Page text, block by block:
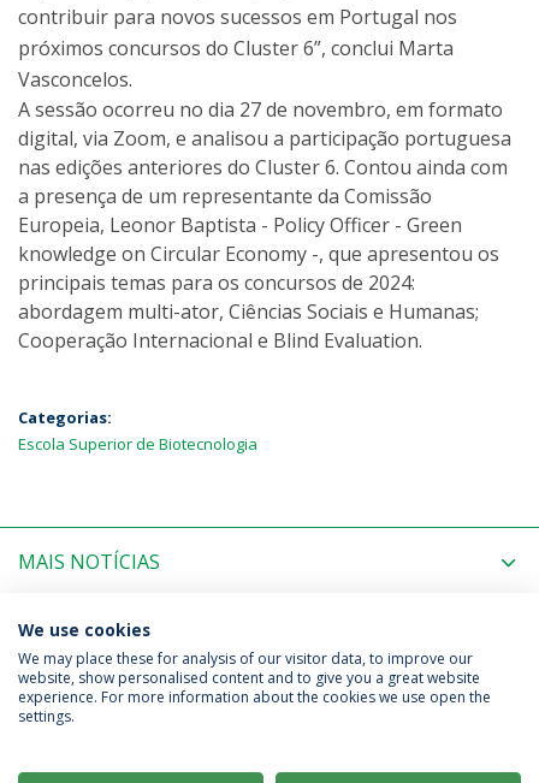
contribuir para novos sucessos em Portugal nos
próximos concursos do Cluster 6”, conclui Marta
Vasconcelos.
A sessão ocorreu no dia 27 de novembro, em formato
digital, via Zoom, e analisou a participação portuguesa
nas edições anteriores do Cluster 6. Contou ainda com
a presença de um representante da Comissão
Europeia, Leonor Baptista - Policy Officer - Green
knowledge on Circular Economy -, que apresentou os
principais temas para os concursos de 2024:
abordagem multi-ator, Ciências Sociais e Humanas;
Cooperação Internacional e Blind Evaluation.
Categorias:
Escola Superior de Biotecnologia
MAIS NOTÍCIAS
PRÓXIMOS EVENTOS
Política de Privacidade
Termos & Condições
We use cookies
We may place these for analysis of our visitor data, to improve our
website, show personalised content and to give you a great website
experience. For more information about the cookies we use open the
settings.